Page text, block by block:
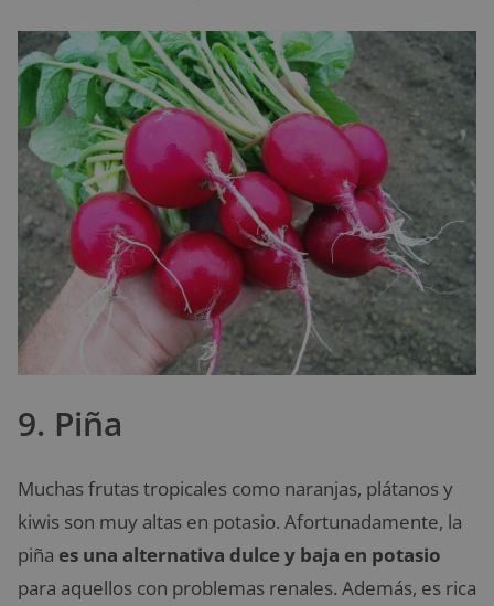
9. Piña
Muchas frutas tropicales como naranjas, plátanos y
kiwis son muy altas en potasio. Afortunadamente, la
piña es una alternativa dulce y baja en potasio
para aquellos con problemas renales. Además, es rica